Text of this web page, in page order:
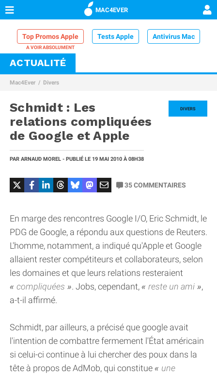
MAC4EVER
Top Promos Apple Tests Apple Antivirus Mac
VPN Mac
Comparatif iPhone
ACTUALITÉ
Mac4Ever Divers
DIVERS
Schmidt : Les
relations compliquées
de Google et Apple
PAR ARNAUD MOREL - PUBLIÉ LE 19 MAI 2010 À 08H38
35COMMENTAIRES
En marge des rencontres Google I/O, Eric Schmidt, le
PDG de Google, a répondu aux questions de Reuters.
L'homme, notamment, a indiqué qu'Apple et Google
allaient rester compétiteurs et collaborateurs, selon
les domaines et que leurs relations resteraient
compliquées
. Jobs, cependant, reste un ami
,
a-t-il affirmé.
Schmidt, par ailleurs, a précisé que google avait
l'intention de combattre fermement l'État américain
si celui-ci continue à lui chercher des poux dans la
tête à propos de AdMob, qui constitue
une